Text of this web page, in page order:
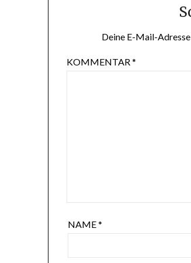
Deine E-Mail-
KOMMENTAR*
NAME*